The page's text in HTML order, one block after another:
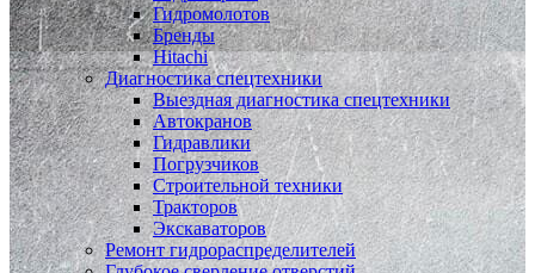
Гидромолотов
Бренды
Hitachi
Диагностика спецтехники
Выездная диагностика спецтехники
Автокранов
Гидравлики
Погрузчиков
Строительной техники
Тракторов
Экскаваторов
Ремонт гидрораспределителей